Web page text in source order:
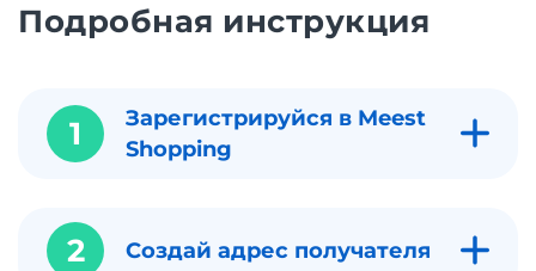
Подробная инструкция
1
Зарегистрируйся в Meest
Shopping
2 Создай адрес получателя